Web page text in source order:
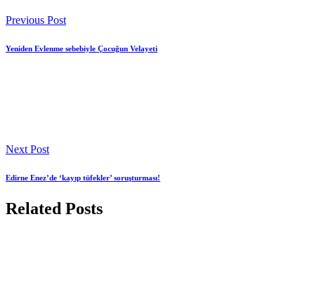
Previous Post
Yeniden Evlenme sebebiyle Çocuğun Velayeti
Next Post
Edirne Enez’de ‘kayıp tüfekler’ soruşturması!
Related Posts